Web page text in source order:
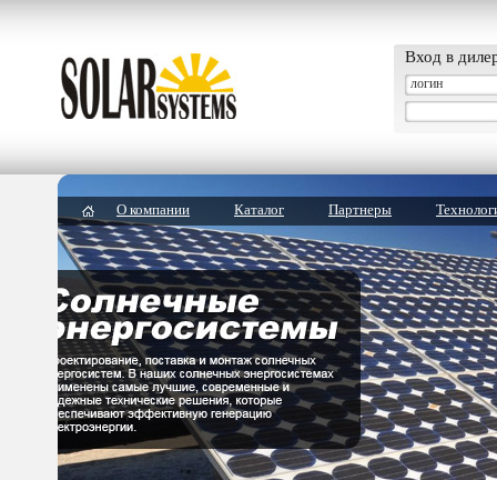
Вход в
О компании Каталог Партнеры